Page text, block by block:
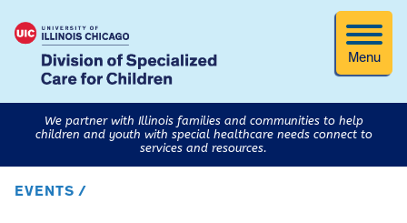
Menu
We partner with Illinois families and communities to help
children and youth with special healthcare needs connect to
services and resources.
EVENTS /